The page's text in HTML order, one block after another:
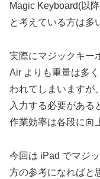
Magic Keyboard(以
と考えている方は多
実際にマジックキー
Air よりも重量は多
われてしまいますが
入力する必要がある
作業効率は各段に向
今回は iPad でマジ
方の参考になればと